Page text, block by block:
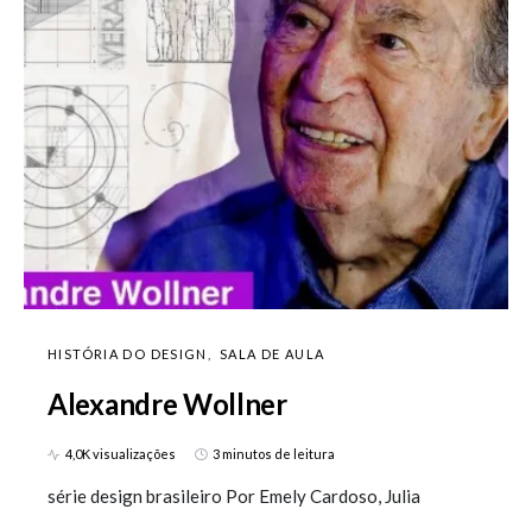
HISTÓRIA DO DESIGN SALA DE AULA
Alexandre Wollner
4,0K visualizações 3 minutos de leitura
série design brasileiro Por Emely Cardoso, Julia